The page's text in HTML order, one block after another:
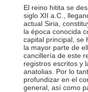
El reino hitita se
siglo XII a.C.,
actual Siria,
la época conocida
capital principal, se
la mayor parte de
cancillería de este
registros escritos y
anatolias. Por lo
profundizar en el
general, así como